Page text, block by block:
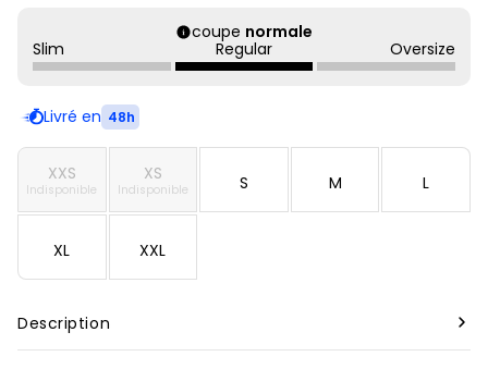
coupe normale
Slim
Regular Oversize
Livré en 48h
XXS
Indisponible
XS
Indisponible S M L
XL XXL
Description